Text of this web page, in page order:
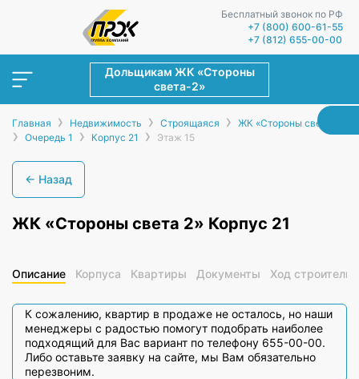
Бесплатный звонок по РФ
+7 (800) 600-61-55
+7 (812) 655-00-00
Дольщикам ЖК «Стороны
света-2»
Главная › Недвижимость › Строящаяся › ЖК «Стороны света-2»
› Очередь 1 › Корпус 21 › Этаж 15
← Назад
ЖК «Стороны света 2» Корпус 21
Описание Корпуса Квартиры Документы Ход
К сожалению, квартир в продаже не осталось, но наши
менеджеры с радостью помогут подобрать наиболее
подходящий для Вас вариант по телефону 655-00-00.
Либо оставьте заявку на сайте, мы Вам обязательно
перезвоним.